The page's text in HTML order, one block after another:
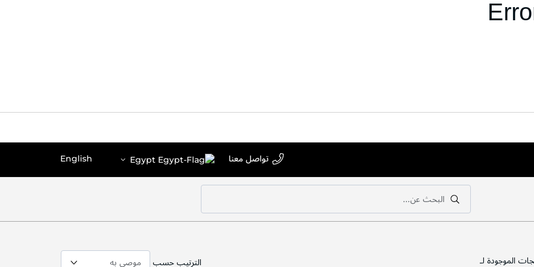
تواصل معنا اختر
المتجر
Egypt
English
بحث
البحث عن...
بحث
الموجودة لـ الترتيب حسب